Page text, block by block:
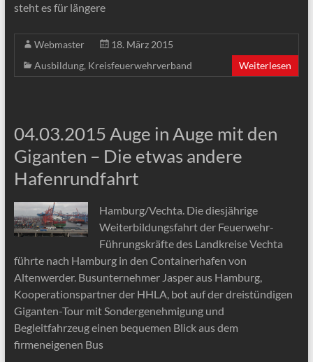
steht es für längere
Webmaster
18. März 2015
Ausbildung, Kreisfeuerwehrverband Weiterlesen
04.03.2015 Auge in Auge mit den
Giganten – Die etwas andere
Hafenrundfahrt
Hamburg/Vechta. Die diesjährige
Weiterbildungsfahrt der Feuerwehr-
Führungskräfte des Landkreise Vechta
führte nach Hamburg in den Containerhafen von
Altenwerder. Busunternehmer Jasper aus Hamburg,
Kooperationspartner der HHLA, bot auf der dreistündigen
Giganten-Tour mit Sondergenehmigung und
Begleitfahrzeug einen bequemen Blick aus dem
firmeneigenen Bus